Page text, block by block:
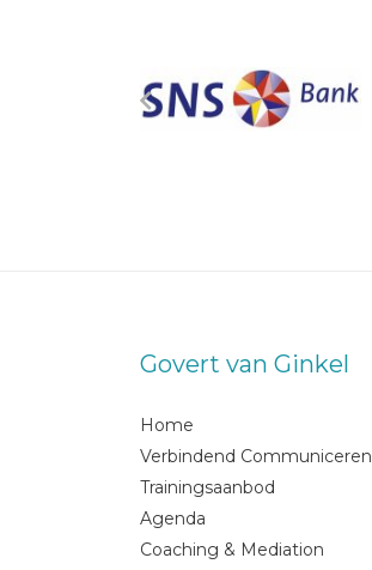
Govert van Ginkel
Home
Verbindend Communiceren
Trainingsaanbod
Agenda
Coaching & Mediation